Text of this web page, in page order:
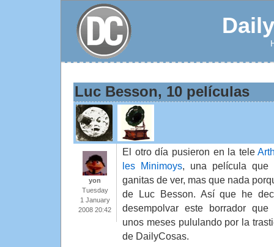
Luc Besson, 10 películas
yon
Tuesday
1 January
2008 20:42
El otro día pusieron en la tele
les Minimoys , una película que
ganitas de ver, mas que nada
de Luc Besson. Así que he
desempolvar este borrador que
unos meses pululando por la
de DailyCosas.